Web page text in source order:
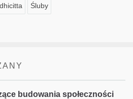
Śluby
budowania społeczności